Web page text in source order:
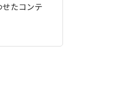
たコンテ